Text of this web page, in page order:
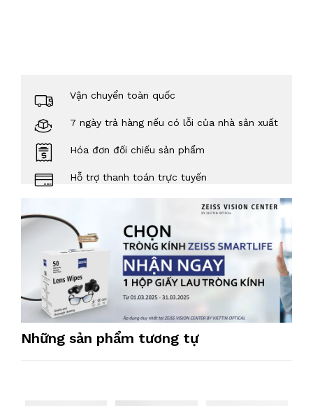
Vận chuyển toàn quốc
7 ngày trả hàng nếu có lỗi của nhà sản xuất
Hóa đơn đối chiếu sản phẩm
Hỗ trợ thanh toán trực tuyến
Những sản phẩm tương tự